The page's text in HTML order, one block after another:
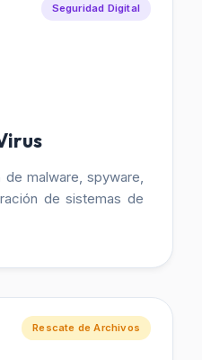
Seguridad Digital
malware, spyware,
de sistemas de
Rescate de Archivos